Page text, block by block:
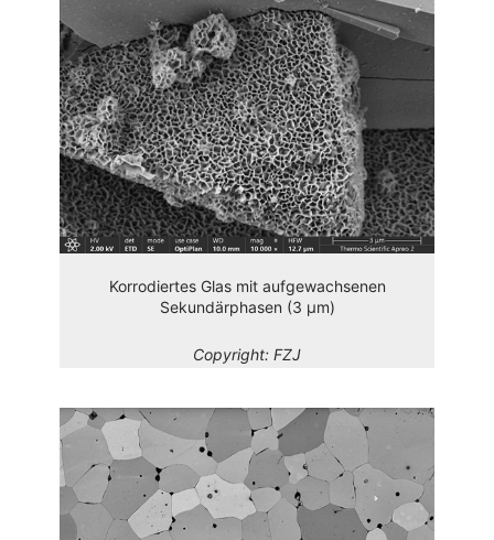
Korrodiertes Glas mit aufgewachsenen
Sekundärphasen (3 µm)
Copyright: FZJ